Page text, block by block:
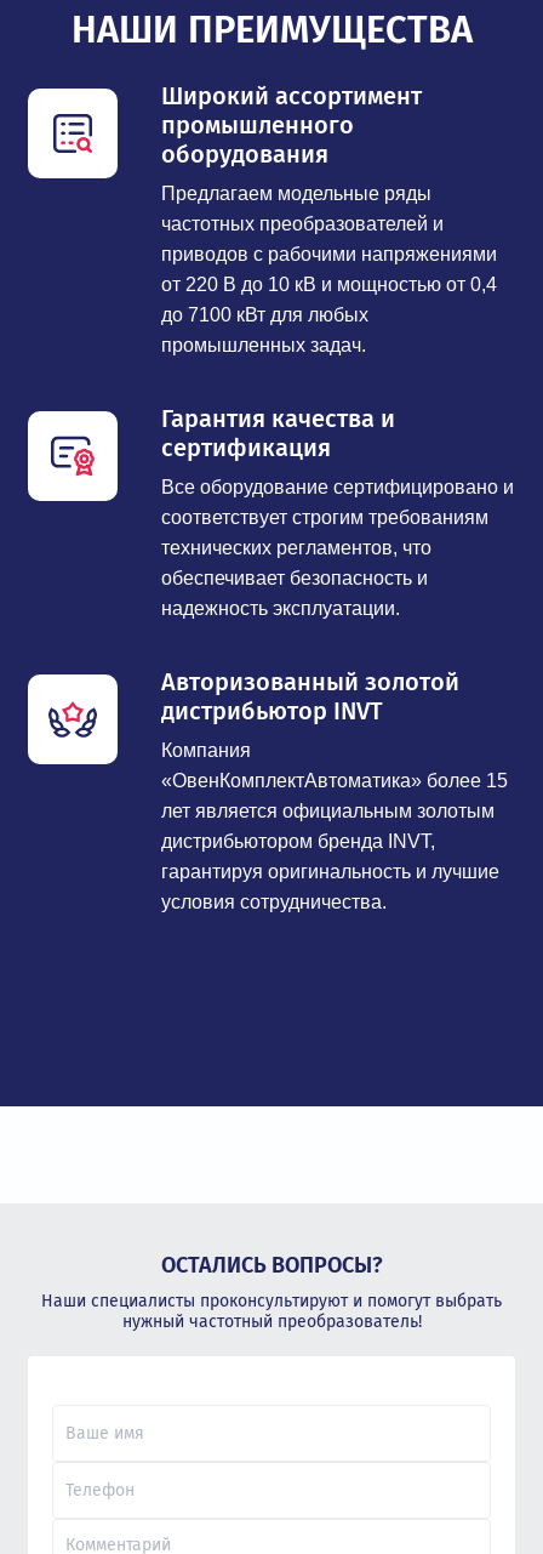
НАШИ ПРЕИМУЩЕСТВА
Широкий ассортимент
промышленного
оборудования
Предлагаем модельные ряды
частотных преобразователей и
приводов с рабочими напряжениями
от 220 В до 10 кВ и мощностью от 0,4
до 7100 кВт для любых
промышленных задач.
Гарантия качества и
сертификация
Все оборудование сертифицировано и
соответствует строгим требованиям
технических регламентов, что
обеспечивает безопасность и
надежность эксплуатации.
Авторизованный золотой
дистрибьютор INVT
Компания
«ОвенКомплектАвтоматика» более 15
лет является официальным золотым
дистрибьютором бренда INVT,
гарантируя оригинальность и лучшие
условия сотрудничества.
ОСТАЛИСЬ ВОПРОСЫ?
Наши специалисты проконсультируют и помогут выбрать
нужный частотный преобразователь!